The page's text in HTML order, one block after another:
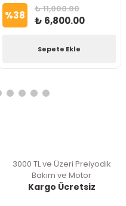
%38 ₺ 11,000.00
₺ 6,800.00
Sepete Ekle
3000 TL ve Üzeri Preiyodik
Bakım ve Motor
Kargo Ücretsiz